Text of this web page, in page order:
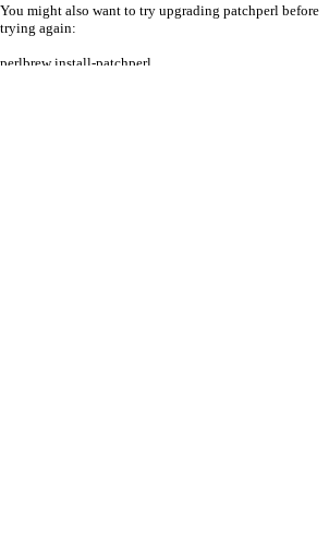
You might also want to try upgrading patchperl before
trying again:
perlbrew install-patchperl